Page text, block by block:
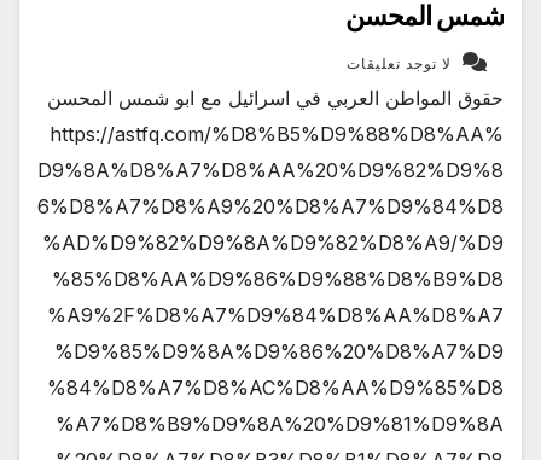
شمس المحسن
لا توجد تعليقات
حقوق المواطن العربي في اسرائيل مع ابو شمس المحسن
https://astfq.com/%D8%B5%D9%88%D8%AA%
D9%8A%D8%A7%D8%AA%20%D9%82%D9%8
6%D8%A7%D8%A9%20%D8%A7%D9%84%D8
%AD%D9%82%D9%8A%D9%82%D8%A9/%D9
%85%D8%AA%D9%86%D9%88%D8%B9%D8
%A9%2F%D8%A7%D9%84%D8%AA%D8%A7
%D9%85%D9%8A%D9%86%20%D8%A7%D9
%84%D8%A7%D8%AC%D8%AA%D9%85%D8
%A7%D8%B9%D9%8A%20%D9%81%D9%8A